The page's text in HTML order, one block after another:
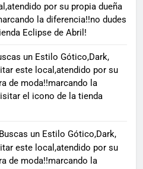
por su propia dueña
la diferencia!!no dudes
Eclipse de Abril!
un Estilo Gótico,Dark,
este local,atendido por su
de moda!!marcando la
el icono de la tienda
un Estilo Gótico,Dark,
este local,atendido por su
de moda!!marcando la